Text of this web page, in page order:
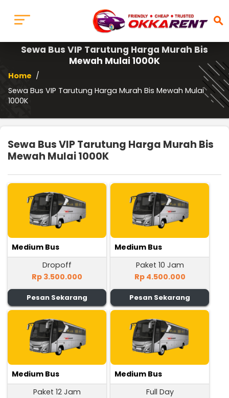
search
Sewa Bus VIP Tarutung Harga Murah Bis
Mewah Mulai 1000K
Home /
Sewa Bus VIP Tarutung Harga Murah Bis Mewah Mulai
1000K
Sewa Bus VIP Tarutung Harga Murah Bis
Mewah Mulai 1000K
Medium Bus
Dropoff
Rp 3.500.000
Pesan Sekarang
Medium Bus
Paket 10 Jam
Rp 4.500.000
Pesan Sekarang
Medium Bus
Paket 12 Jam
Medium Bus
Full Day